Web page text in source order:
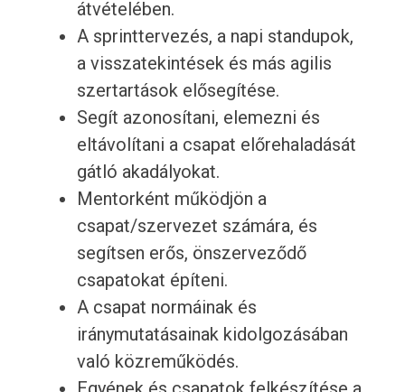
átvételében.
A sprinttervezés, a napi standupok,
a visszatekintések és más agilis
szertartások elősegítése.
Segít azonosítani, elemezni és
eltávolítani a csapat előrehaladását
gátló akadályokat.
Mentorként működjön a
csapat/szervezet számára, és
segítsen erős, önszerveződő
csapatokat építeni.
A csapat normáinak és
iránymutatásainak kidolgozásában
való közreműködés.